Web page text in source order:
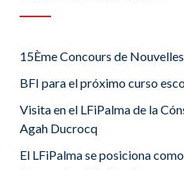
15Ème Concours de Nouvelles
BFI para el próximo curso
Visita en el LFiPalma de la
Agah Ducrocq
El LFiPalma se posiciona